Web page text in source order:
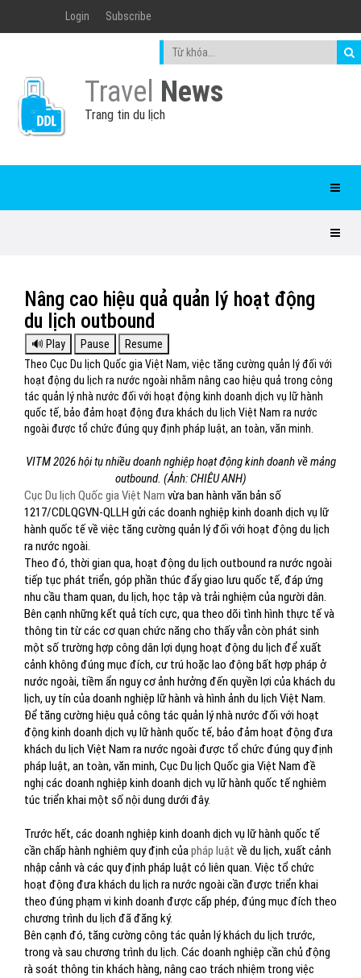
Login Subscribe
Travel News
Trang tin du lịch
Nâng cao hiệu quả quản lý hoạt động
du lịch outbound
Theo Cục Du lịch Quốc gia Việt Nam, việc tăng cường quản lý đối với
hoạt động du lịch ra nước ngoài nhằm nâng cao hiệu quả trong công
tác quản lý nhà nước đối với hoạt động kinh doanh dịch vụ lữ hành
quốc tế, bảo đảm hoạt động đưa khách du lịch Việt Nam ra nước
ngoài được tổ chức đúng quy định pháp luật, an toàn, văn minh.
VITM 2026 hội tụ nhiều doanh nghiệp hoạt động kinh doanh về mảng
outbound. (Ảnh: CHIÊU ANH)
Cục Du lịch Quốc gia Việt Nam vừa ban hành văn bản số
1217/CDLQGVN-QLLH gửi các doanh nghiệp kinh doanh dịch vụ lữ
hành quốc tế về việc tăng cường quản lý đối với hoạt động du lịch
ra nước ngoài.
Theo đó, thời gian qua, hoạt động du lịch outbound ra nước ngoài
tiếp tục phát triển, góp phần thúc đẩy giao lưu quốc tế, đáp ứng
nhu cầu tham quan, du lịch, học tập và trải nghiệm của người dân.
Bên cạnh những kết quả tích cực, qua theo dõi tình hình thực tế và
thông tin từ các cơ quan chức năng cho thấy vẫn còn phát sinh
một số trường hợp công dân lợi dụng hoạt động du lịch để xuất
cảnh không đúng mục đích, cư trú hoặc lao động bất hợp pháp ở
nước ngoài, tiềm ẩn nguy cơ ảnh hưởng đến quyền lợi của khách du
lịch, uy tín của doanh nghiệp lữ hành và hình ảnh du lịch Việt Nam.
Để tăng cường hiệu quả công tác quản lý nhà nước đối với hoạt
động kinh doanh dịch vụ lữ hành quốc tế, bảo đảm hoạt động đưa
khách du lịch Việt Nam ra nước ngoài được tổ chức đúng quy định
pháp luật, an toàn, văn minh, Cục Du lịch Quốc gia Việt Nam đề
nghị các doanh nghiệp kinh doanh dịch vụ lữ hành quốc tế nghiêm
túc triển khai một số nội dung dưới đây.
Trước hết, các doanh nghiệp kinh doanh dịch vụ lữ hành quốc tế
cần chấp hành nghiêm quy định củapháp luật về du lịch, xuất cảnh
nhập cảnh và các quy định pháp luật có liên quan. Việc tổ chức
hoạt động đưa khách du lịch ra nước ngoài cần được triển khai
theo đúng phạm vi kinh doanh được cấp phép, đúng mục đích theo
chương trình du lịch đã đăng ký.
Bên cạnh đó, tăng cường công tác quản lý khách du lịch trước,
trong và sau chương trình du lịch. Các doanh nghiệp cần chủ động
rà soát thông tin khách hàng, nâng cao trách nhiệm trong việc